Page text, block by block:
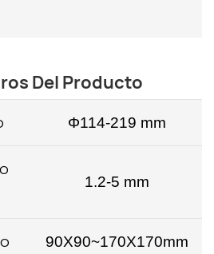
Del Producto
Φ114-219 mm
1.2-5 mm
90X90~170X170mm